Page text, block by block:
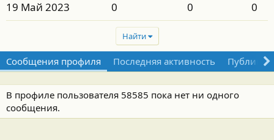
19 Май 2023 0 0 0
Найти
Сообщения профиля Последняя активность
В профиле пользователя 58585 пока нет ни одного
сообщения.